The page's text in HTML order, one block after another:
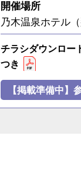
開催場所
乃木温泉ホテル（
チラシダウンロー
つき
【掲載準備中】